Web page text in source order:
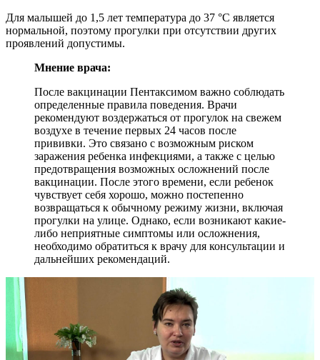
Для малышей до 1,5 лет температура до 37 °С является
нормальной, поэтому прогулки при отсутствии других
проявлений допустимы.
Мнение врача:
После вакцинации Пентаксимом важно соблюдать
определенные правила поведения. Врачи
рекомендуют воздержаться от прогулок на свежем
воздухе в течение первых 24 часов после
прививки. Это связано с возможным риском
заражения ребенка инфекциями, а также с целью
предотвращения возможных осложнений после
вакцинации. После этого времени, если ребенок
чувствует себя хорошо, можно постепенно
возвращаться к обычному режиму жизни, включая
прогулки на улице. Однако, если возникают какие-
либо неприятные симптомы или осложнения,
необходимо обратиться к врачу для консультации и
дальнейших рекомендаций.